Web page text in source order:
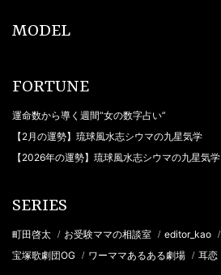
MODEL
FORTUNE
運命数から導く週間“女の数字占い”
【2月の運勢】琉球風水志シウマの九星気学
【2026年の運勢】琉球風水志シウマの九星気学
SERIES
町田啓太 / お受験ママの相談室 / editor_kao /
宝塚歌劇団OG / ワーママあるある劇場 / 耳恋